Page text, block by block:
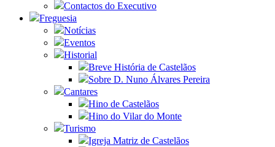
Contactos do Executivo
Freguesia
Notícias
Eventos
Historial
Breve História de Castelãos
Sobre D. Nuno Álvares Pereira
Cantares
Hino de Castelãos
Hino do Vilar do Monte
Turismo
Igreja Matriz de Castelãos